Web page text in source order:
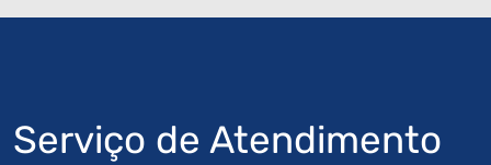
Serviço de Atendimento